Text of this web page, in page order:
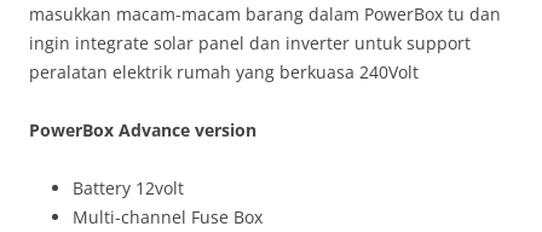
masukkan macam-macam barang dalam PowerBox tu dan
ingin integrate solar panel dan inverter untuk support
peralatan elektrik rumah yang berkuasa 240Volt
PowerBox Advance version
Battery 12volt
Multi-channel Fuse Box